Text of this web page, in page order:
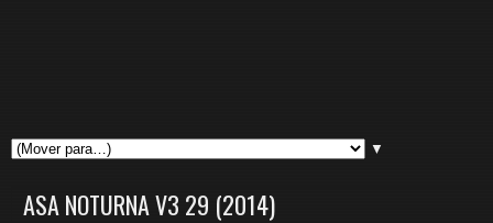
▼
ASA NOTURNA V3 29 (2014)